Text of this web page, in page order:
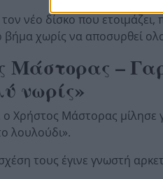
νέο δίσκο που
χωρίς να αποσυρθεί
Μάστορας –
νωρίς»
ο Χρήστος Μάστορας μίλησε
λουλούδι».
τους έγινε γνωστή